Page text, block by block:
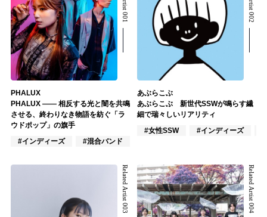
PHALUX
PHALUX ―― 相反する光と闇を共鳴
させる、終わりなき物語を紡ぐ「ラ
ウドポップ」の旗手
#インディーズ
#混合バンド
あぶらこぶ
あぶらこぶ 新世代SSWが鳴らす繊
細で瑞々しいリアリティ
#女性SSW
#インディーズ
Related Artist 003 Related Artist 004